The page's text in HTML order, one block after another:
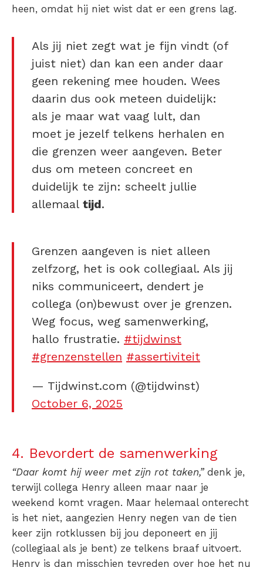
heen, omdat hij niet wist dat er een grens lag.
Als jij niet zegt wat je fijn vindt (of
juist niet) dan kan een ander daar
geen rekening mee houden. Wees
daarin dus ook meteen duidelijk:
als je maar wat vaag lult, dan
moet je jezelf telkens herhalen en
die grenzen weer aangeven. Beter
dus om meteen concreet en
duidelijk te zijn: scheelt jullie
allemaal tijd.
Grenzen aangeven is niet alleen
zelfzorg, het is ook collegiaal. Als jij
niks communiceert, dendert je
collega (on)bewust over je grenzen.
Weg focus, weg samenwerking,
hallo frustratie. #tijdwinst
#grenzenstellen #assertiviteit
— Tijdwinst.com (@tijdwinst)
October 6, 2025
4. Bevordert de samenwerking
“Daar komt hij weer met zijn rot taken,”denk je,
terwijl collega Henry alleen maar naar je
weekend komt vragen. Maar helemaal onterecht
is het niet, aangezien Henry negen van de tien
keer zijn rotklussen bij jou deponeert en jij
(collegiaal als je bent) ze telkens braaf uitvoert.
Henry is dan misschien tevreden over hoe het nu